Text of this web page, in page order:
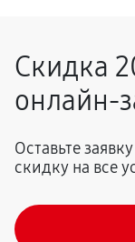
Скидка
онлайн-
Оставьте
скидку на все